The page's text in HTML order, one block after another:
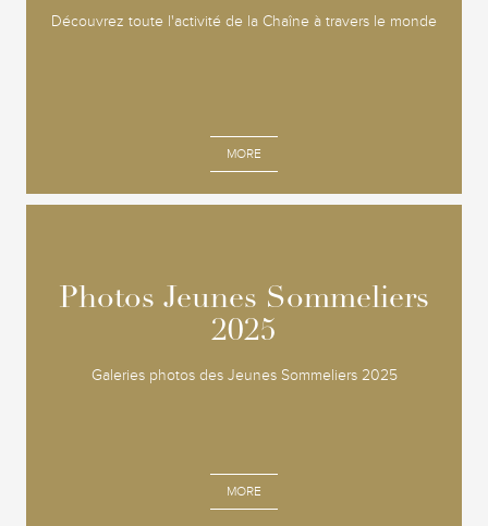
Découvrez toute l'activité de la Chaîne à travers le monde
MORE
Photos Jeunes Sommeliers
2025
Galeries photos des Jeunes Sommeliers 2025
MORE
Photos Jeunes Sommeliers
2025